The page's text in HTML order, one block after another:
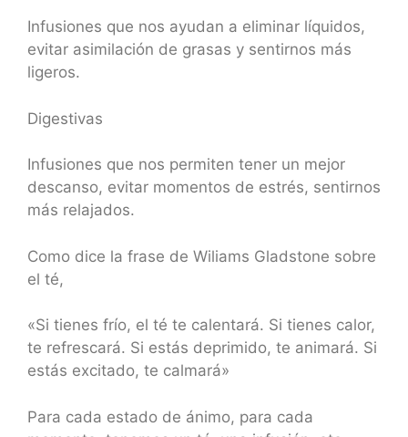
Infusiones que nos ayudan a eliminar líquidos,
evitar asimilación de grasas y sentirnos más
ligeros.
Digestivas
Infusiones que nos permiten tener un mejor
descanso, evitar momentos de estrés, sentirnos
más relajados.
Como dice la frase de Wiliams Gladstone sobre
el té,
«Si tienes frío, el té te calentará. Si tienes calor,
te refrescará. Si estás deprimido, te animará. Si
estás excitado, te calmará»
Para cada estado de ánimo, para cada